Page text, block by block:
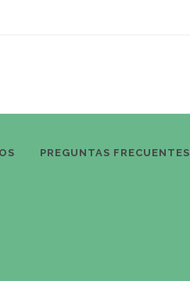
PREGUNTAS FRECUENTES